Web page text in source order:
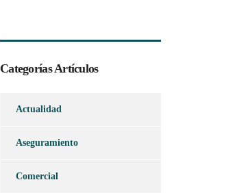
Categorías Artículos
Actualidad
Aseguramiento
Comercial